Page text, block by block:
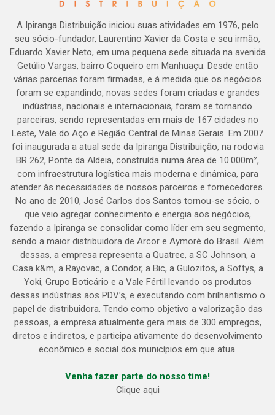
A Ipiranga Distribuição iniciou suas atividades em 1976, pelo
seu sócio-fundador, Laurentino Xavier da Costa e seu irmão,
Eduardo Xavier Neto, em uma pequena sede situada na avenida
Getúlio Vargas, bairro Coqueiro em Manhuaçu. Desde então
várias parcerias foram firmadas, e à medida que os negócios
foram se expandindo, novas sedes foram criadas e grandes
indústrias, nacionais e internacionais, foram se tornando
parceiras, sendo representadas em mais de 167 cidades no
Leste, Vale do Aço e Região Central de Minas Gerais. Em 2007
foi inaugurada a atual sede da Ipiranga Distribuição, na rodovia
BR 262, Ponte da Aldeia, construída numa área de 10.000m²,
com infraestrutura logística mais moderna e dinâmica, para
atender às necessidades de nossos parceiros e fornecedores.
No ano de 2010, José Carlos dos Santos tornou-se sócio, o
que veio agregar conhecimento e energia aos negócios,
fazendo a Ipiranga se consolidar como líder em seu segmento,
sendo a maior distribuidora de Arcor e Aymoré do Brasil. Além
dessas, a empresa representa a Quatree, a SC Johnson, a
Casa k&m, a Rayovac, a Condor, a Bic, a Gulozitos, a Softys, a
Yoki, Grupo Boticário e a Vale Fértil levando os produtos
dessas indústrias aos PDV’s, e executando com brilhantismo o
papel de distribuidora. Tendo como objetivo a valorização das
pessoas, a empresa atualmente gera mais de 300 empregos,
diretos e indiretos, e participa ativamente do desenvolvimento
econômico e social dos municípios em que atua.
Venha fazer parte do nosso time!
Clique aqui